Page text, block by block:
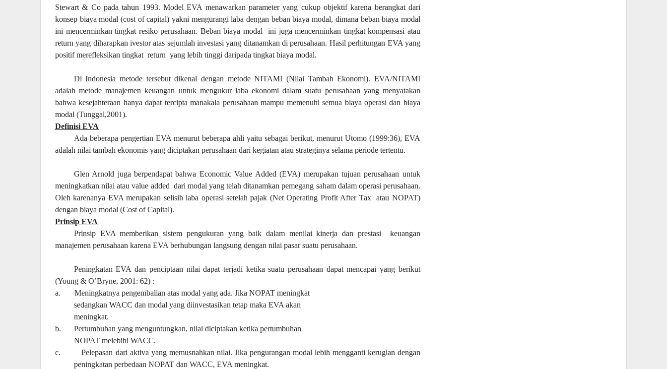
Stewart & Co pada tahun 1993. Model EVA menawarkan parameter yang cukup objektif karena berangkat dari
konsep biaya modal (cost of capital) yakni mengurangi laba dengan beban biaya modal, dimana beban biaya modal
ini mencerminkan tingkat resiko perusahaan. Beban biaya modal
ini juga mencerminkan tingkat kompensasi atau
return yang diharapkan ivestor atas sejumlah investasi yang ditanamkan di perusahaan. Hasil perhitungan EVA yang
positif merefleksikan tingkat return yang lebih tinggi daripada tingkat biaya modal.
Di Indonesia metode tersebut dikenal dengan metode NITAMI (Nilai Tambah Ekonomi). EVA/NITAMI
adalah metode manajemen keuangan untuk mengukur laba ekonomi dalam suatu perusahaan yang menyatakan
bahwa kesejahteraan hanya dapat tercipta manakala perusahaan mampu memenuhi semua biaya operasi dan biaya
modal (Tunggal,2001).
Definisi EVA
Ada beberapa pengertian EVA menurut beberapa ahli yaitu sebagai berikut, menurut Utomo (1999:36), EVA
adalah nilai tambah ekonomis yang diciptakan perusahaan dari kegiatan atau strateginya selama periode tertentu.
Glen Arnold juga berpendapat bahwa Economic Value Added (EVA) merupakan tujuan perusahaan untuk
meningkatkan nilai atau value added dari modal yang telah ditanamkan pemegang saham dalam operasi perusahaan.
Oleh karenanya EVA merupakan selisih laba operasi setelah pajak (Net Operating Profit After Tax
atau NOPAT)
dengan biaya modal (Cost of Capital).
Prinsip EVA
Prinsip EVA memberikan sistem pengukuran yang baik dalam menilai kinerja dan prestasi
keuangan
manajemen perusahaan karena EVA berhubungan langsung dengan nilai pasar suatu perusahaan.
Peningkatan EVA dan penciptaan nilai dapat terjadi ketika suatu perusahaan dapat mencapai yang berikut
(Young & O’Bryne, 2001: 62) :
a.
Meningkatnya pengembalian atas modal yang ada. Jika NOPAT meningkat
sedangkan WACC dan modal yang diinvestasikan tetap maka EVA akan
meningkat.
b.
Pertumbuhan yang menguntungkan, nilai diciptakan ketika pertumbuhan
NOPAT melebihi WACC.
c.
Pelepasan dari aktiva yang memusnahkan nilai. Jika pengurangan modal lebih mengganti kerugian dengan
peningkatan perbedaan NOPAT dan WACC, EVA meningkat.